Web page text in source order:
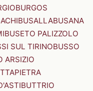
BURGOS
BUSALLABUSANA
BUSETO PALIZZOLO
SUL TIRINOBUSSO
ARSIZIO
BUTTRIO